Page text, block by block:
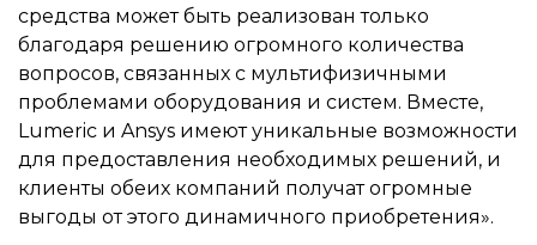
средства может быть реализован только
благодаря решению огромного количества
вопросов, связанных с мультифизичными
проблемами оборудования и систем. Вместе,
Lumeric и Ansys имеют уникальные возможности
для предоставления необходимых решений, и
клиенты обеих компаний получат огромные
выгоды от этого динамичного приобретения».